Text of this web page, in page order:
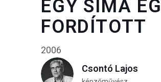
EGY SIMA
FORDÍTOTT
2006
Csontó Lajos